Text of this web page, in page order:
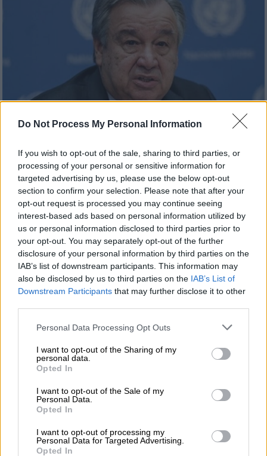
Do Not Process My Personal Information
If you wish to opt-out of the sale, sharing to third parties, or
processing of your personal or sensitive information for
targeted advertising by us, please use the below opt-out
section to confirm your selection. Please note that after your
opt-out request is processed you may continue seeing
interest-based ads based on personal information utilized by
us or personal information disclosed to third parties prior to
your opt-out. You may separately opt-out of the further
disclosure of your personal information by third parties on the
IAB’s list of downstream participants. This information may
also be disclosed by us to third parties on the IAB’s List of
Downstream Participants that may further disclose it to other
Please note that this website/app uses one or more Google
not limited to your visit or usage behaviour. You may click to
grant or deny consent to Google and its third-party tags to
use your data for below specified purposes in below Google
consent section.
Personal Data Processing Opt Outs
I want to opt-out of the Sharing of my
personal data.
Opted In
I want to opt-out of the Sale of my
Personal Data.
Opted In
I want to opt-out of processing my
Personal Data for Targeted Advertising.
Opted In
Προσθέστε το ΕΘΝΟΣ στη Google
Ο Γενικός Γραμματέας του ΟΗΕΑντόνιο
Γκουτέρες εξέφρασε την ικανοποίησή του
την Κυριακή (8/12) για «την πτώση του
δικτατορικού καθεστώτος» τουΜπασάρ αλ
Άσαντστη Συρία και επανέλαβε την έκκλησή
του για την προστασία «των δικαιωμάτων
Ελλάδα|08.12.2024 20:31
Δαμασκό: «Δεν είμαστε σίγουροι ότι
θα είμαστε ασφαλείς - Δεν έχουν
σταματήσει οι πυροβολισμοί»